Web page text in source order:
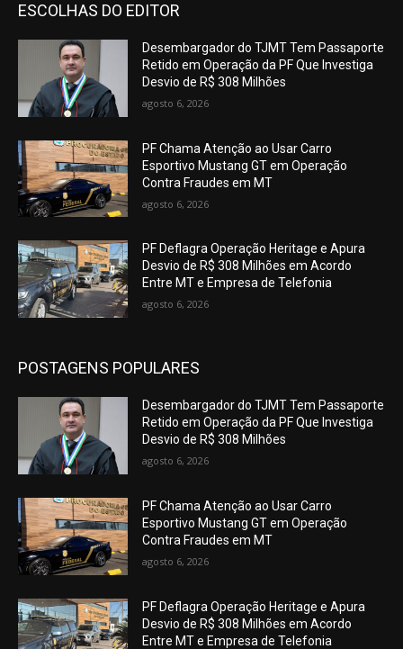
ESCOLHAS DO EDITOR
Desembargador do TJMT Tem Passaporte
Retido em Operação da PF Que Investiga
Desvio de R$ 308 Milhões
agosto 6, 2026
PF Chama Atenção ao Usar Carro
Esportivo Mustang GT em Operação
Contra Fraudes em MT
agosto 6, 2026
PF Deflagra Operação Heritage e Apura
Desvio de R$ 308 Milhões em Acordo
Entre MT e Empresa de Telefonia
agosto 6, 2026
POSTAGENS POPULARES
Desembargador do TJMT Tem Passaporte
Retido em Operação da PF Que Investiga
Desvio de R$ 308 Milhões
agosto 6, 2026
PF Chama Atenção ao Usar Carro
Esportivo Mustang GT em Operação
Contra Fraudes em MT
agosto 6, 2026
PF Deflagra Operação Heritage e Apura
Desvio de R$ 308 Milhões em Acordo
Entre MT e Empresa de Telefonia